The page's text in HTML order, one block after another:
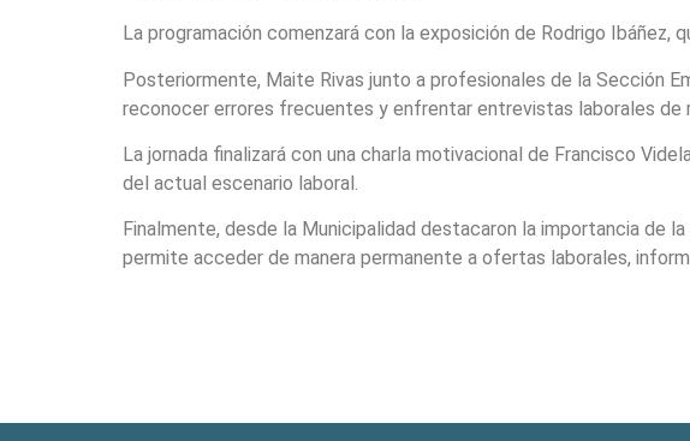
La programación comenzará con la exposición de Rodrigo
Posteriormente, Maite Rivas junto a profesionales de la Sección
reconocer errores frecuentes y enfrentar entrevistas laborales de
La jornada finalizará con una charla motivacional de Francisco
del actual escenario laboral.
Finalmente, desde la Municipalidad destacaron la importancia de
permite acceder de manera permanente a ofertas laborales,